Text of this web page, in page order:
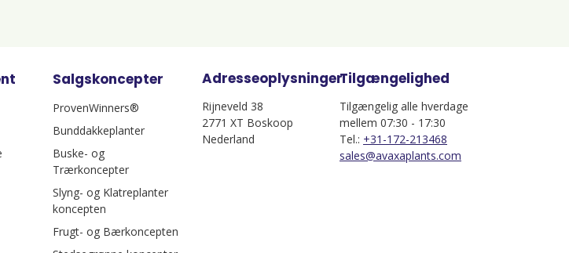
Salgskoncepter
ProvenWinners®
Bunddakkeplanter
Buske- og
Trærkoncepter
Slyng- og Klatreplanter
koncepten
Frugt- og Bærkoncepten
Adresseoplysninger
Rijneveld 38
2771 XT Boskoop
Nederland
Tilgængelighed
Tilgængelig alle hverdage
mellem 07:30 - 17:30
Tel.: +31-172-213468
sales@avaxaplants.com